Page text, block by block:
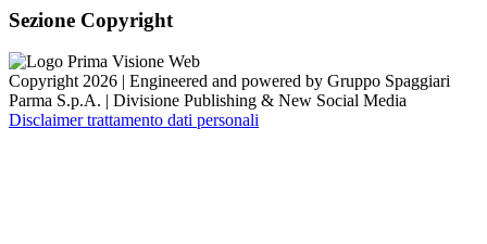
Sezione Copyright
Copyright 2026 | Engineered and powered by Gruppo Spaggiari
Parma S.p.A. | Divisione Publishing & New Social Media
Disclaimer trattamento dati personali